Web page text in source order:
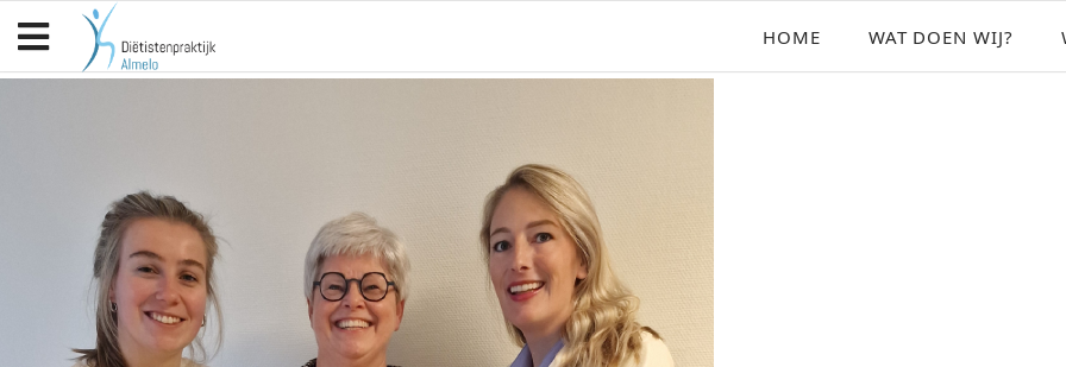
HOME WAT DOEN WIJ?